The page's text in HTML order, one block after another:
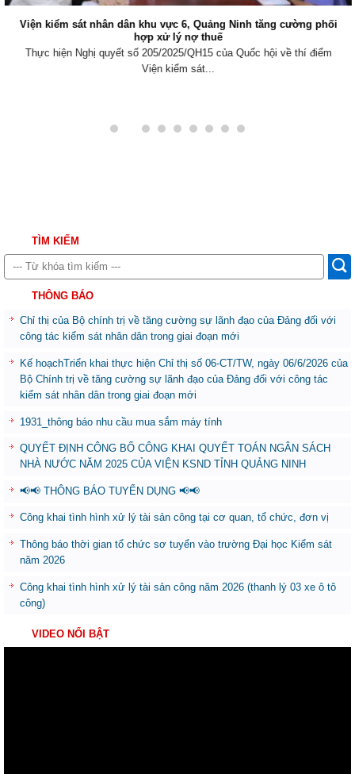
Viện kiểm sát nhân dân khu vực 6, Quảng Ninh tăng cường phối
hợp xử lý nợ thuế
Thực hiện Nghị quyết số 205/2025/QH15 của Quốc hội về thí điểm
Viện kiểm sát...
TÌM KIẾM
THÔNG BÁO
Chỉ thị của Bộ chính trị về tăng cường sự lãnh đạo của Đảng đối với
công tác kiểm sát nhân dân trong giai đoạn mới
Kế hoạchTriển khai thực hiện Chỉ thị số 06-CT/TW, ngày 06/6/2026 của
Bộ Chính trị về tăng cường sự lãnh đạo của Đảng đối với công tác
kiểm sát nhân dân trong giai đoạn mới
1931_thông báo nhu cầu mua sắm máy tính
QUYẾT ĐỊNH CÔNG BỐ CÔNG KHAI QUYẾT TOÁN NGÂN SÁCH
NHÀ NƯỚC NĂM 2025 CỦA VIỆN KSND TỈNH QUẢNG NINH
📢📢 THÔNG BÁO TUYỂN DỤNG 📢📢
Công khai tình hình xử lý tài sản công tại cơ quan, tổ chức, đơn vị
Thông báo thời gian tổ chức sơ tuyển vào trường Đại học Kiểm sát
năm 2026
Công khai tình hình xử lý tài sản công năm 2026 (thanh lý 03 xe ô tô
công)
VIDEO NỔI BẬT